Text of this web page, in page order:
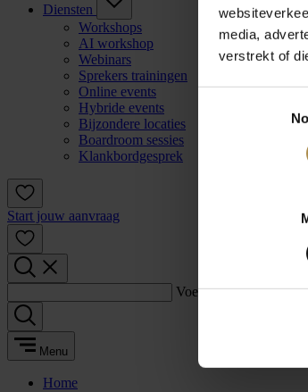
media,
verstrekt of
Diensten
Workshops
AI workshop
Webinars
Sprekers trainingen
Online events
Hybride events
Bijzondere locaties
Boardroom sessies
Klankbordgesprek
Start jouw aanvraag
Voer een zoekterm in:
Menu
Home